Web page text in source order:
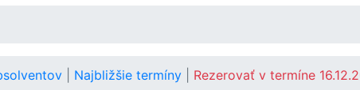
Najbližšie termíny Rezerovať v termíne